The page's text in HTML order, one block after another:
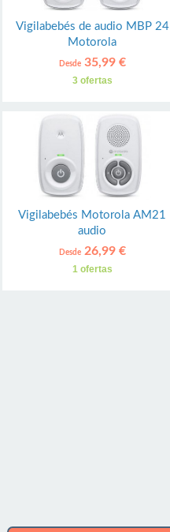
Vigilabebés de audio MBP 24
Motorola
Desde35,99 €
3 ofertas
Vigilabebés Motorola AM21
audio
Desde26,99 €
1 ofertas